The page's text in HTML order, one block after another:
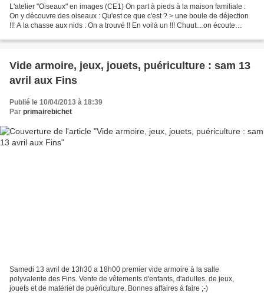
L'atelier "Oiseaux" en images (CE1) On part à pieds à la maison familiale :
On y découvre des oiseaux : Qu'est ce que c'est ? > une boule de déjection
!!! A la chasse aux nids : On a trouvé !! En voilà un !!! Chuut... on écoute
Vide armoire, jeux, jouets, puériculture : sam 13
avril aux Fins
Publié le 10/04/2013 à 18:39
Par primairebichet
Samedi 13 avril de 13h30 a 18h00 premier vide armoire à la salle
polyvalente des Fins. Vente de vêtements d'enfants, d'adultes, de jeux,
jouets et de matériel de puériculture. Bonnes affaires à faire ;-)